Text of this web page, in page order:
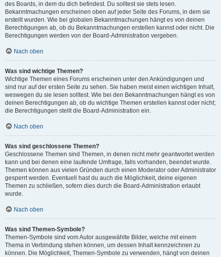
des Boards, in dem du dich befindest. Du solltest sie stets lesen.
Bekanntmachungen erscheinen oben auf jeder Seite des Forums, in dem sie
erstellt wurden. Wie bei globalen Bekanntmachungen hängt es von deinen
Berechtigungen ab, ob du Bekanntmachungen erstellen kannst oder nicht. Die
Berechtigungen werden von der Board-Administration vergeben.
Nach oben
Was sind wichtige Themen?
Wichtige Themen eines Forums erscheinen unter den Ankündigungen und
sind nur auf der ersten Seite zu sehen. Sie haben meist einen wichtigen Inhalt,
weswegen du sie lesen solltest. Wie bei den Bekanntmachungen hängt es von
deinen Berechtigungen ab, ob du wichtige Themen erstellen kannst oder nicht;
die Berechtigungen stellt die Board-Administration ein.
Nach oben
Was sind geschlossene Themen?
Geschlossene Themen sind Themen, in denen nicht mehr geantwortet werden
kann und bei denen eine laufende Umfrage, falls vorhanden, beendet wurde.
Themen können aus vielen Gründen durch einen Moderator oder Administrator
gesperrt werden. Eventuell hast du auch die Möglichkeit, deine eigenen
Themen zu schließen, sofern dies durch die Board-Administration erlaubt
wurde.
Nach oben
Was sind Themen-Symbole?
Themen-Symbole sind vom Autor ausgewählte Bilder, welche mit einem
Thema in Verbindung stehen können, um dessen Inhalt kennzeichnen zu
können. Die Möglichkeit, Themen-Symbole zu verwenden, hängt von deinen